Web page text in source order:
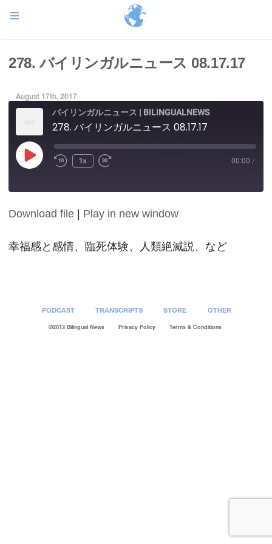
278. バイリンガルニュース 08.17.17
August 17th, 2017
バイリンガルニュース | BILINGUALNEWS
278. バイリンガルニュース 08.17.17
Play
Episode
1x 00:00 /
SHARE
LINK
Download file Play in new window
幸福感と感情、臨死体験、人類絶滅説、など
PODCAST TRANSCRIPTS STORE OTHER
©2013 Bilingual News Privacy Policy Terms & Conditions